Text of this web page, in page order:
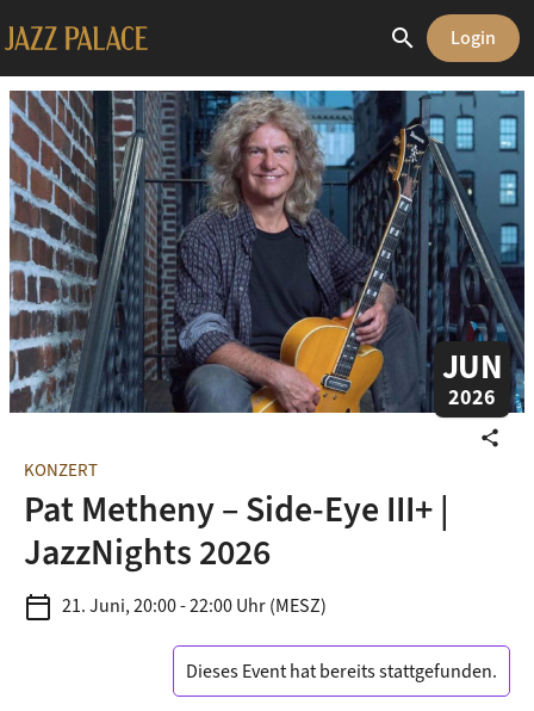
search Login
JUN
2026
share
KONZERT
Pat Metheny – Side-Eye III+ |
JazzNights 2026
calendar_today 21. Juni, 20:00 - 22:00 Uhr (MESZ)
Dieses Event hat bereits stattgefunden.